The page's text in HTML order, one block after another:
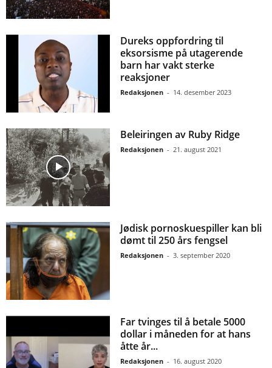
Dureks oppfordring til
eksorsisme på utagerende
barn har vakt sterke
reaksjoner
Redaksjonen - 14. desember 2023
Beleiringen av Ruby Ridge
Redaksjonen - 21. august 2021
Jødisk pornoskuespiller kan bli
dømt til 250 års fengsel
Redaksjonen - 3. september 2020
Far tvinges til å betale 5000
dollar i måneden for at hans
åtte år...
Redaksjonen - 16. august 2020